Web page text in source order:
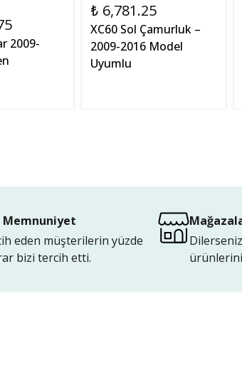
2009-
₺ 6,781.25
XC60 Sol Çamurluk –
2009-2016 Model
Uyumlu
Memnuniyet
eden müşterilerin yüzde
bizi tercih etti.